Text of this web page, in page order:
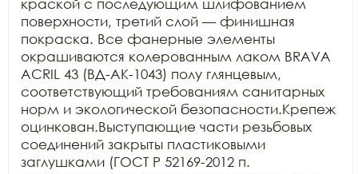
краской с последующим шлифованием
поверхности, третий слой — финишная
покраска. Все фанерные элементы
окрашиваются колерованным лаком BRAVA
ACRIL 43 (ВД-АК-1043) полу глянцевым,
соответствующий требованиям санитарных
норм и экологической безопасности.Крепеж
оцинкован.Выступающие части резьбовых
соединений закрыты пластиковыми
заглушками (ГОСТ Р 52169-2012 п.